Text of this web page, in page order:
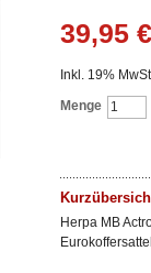
39,95 €
Inkl. 19%
Menge
Herpa MB